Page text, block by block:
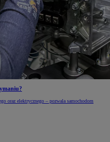
oraz elektrycznego – pozwala samochodom